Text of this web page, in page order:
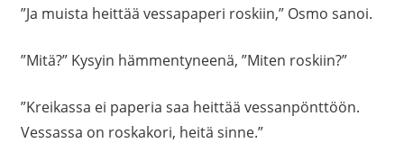
”Ja muista heittää vessapaperi roskiin,” Osmo sanoi.
”Mitä?” Kysyin hämmentyneenä, ”Miten roskiin?”
”Kreikassa ei paperia saa heittää vessanpönttöön.
Vessassa on roskakori, heitä sinne.”